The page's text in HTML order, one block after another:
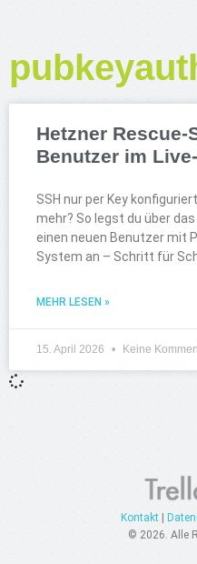
Hetzner Rescue-
Benutzer im
SSH nur per Key
mehr? So legst du über
einen neuen Benutzer mit
System an – Schritt für
MEHR LESEN »
15. April 2026 Keine
Kontakt
© 2026. Alle